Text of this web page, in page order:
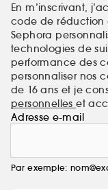
En m’inscrivant,
code de réduction
Sephora
technologies de
performance des
personnaliser nos
de 16 ans et je
personnelleset
Adresse e-mail
Par exemple: